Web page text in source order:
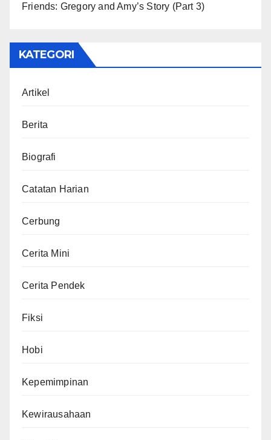
Friends: Gregory and Amy’s Story (Part 3)
KATEGORI
Artikel
Berita
Biografi
Catatan Harian
Cerbung
Cerita Mini
Cerita Pendek
Fiksi
Hobi
Kepemimpinan
Kewirausahaan